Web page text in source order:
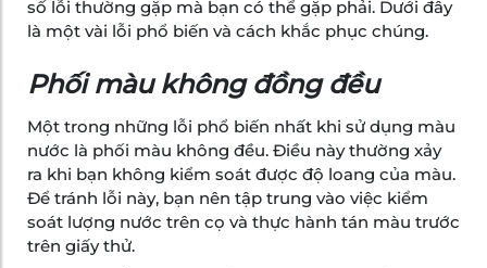
số lỗi thường gặp mà bạn có thể gặp phải. Dưới đây
là một vài lỗi phổ biến và cách khắc phục chúng.
Phối màu không đồng đều
Một trong những lỗi phổ biến nhất khi sử dụng màu
nước là phối màu không đều. Điều này thường xảy
ra khi bạn không kiểm soát được độ loang của màu.
Để tránh lỗi này, bạn nên tập trung vào việc kiểm
soát lượng nước trên cọ và thực hành tán màu trước
trên giấy thử.